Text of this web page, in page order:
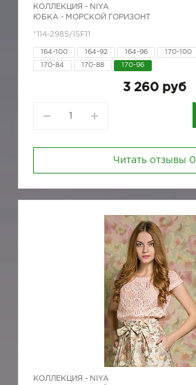
КОЛЛЕКЦИЯ - NIYA
ЮБКА - МОРСКОЙ ГОРИЗОНТ
*114-2985/ISF11
164-100 164-92 164-96 170-100
170-84 170-88 170-96
3 260 руб
Читать отзывы 0
КОЛЛЕКЦИЯ - NIYA